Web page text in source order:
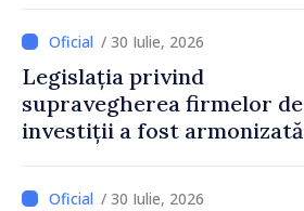
/ 30 Iulie, 2026
Legislația privind
supravegherea firmelor de
investiții a fost armonizată
/ 30 Iulie, 2026